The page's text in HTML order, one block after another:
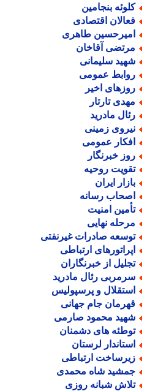
بنجامین
اقتصادی
طاهری
آقاخان
سلیمانی
عمومی
اخیر
تارتار
مادرید
زمینی
عمومی
خبرنگار
روحیه
ایران
رسانه
امنیت
نهایی
صادرات غیرنفتی
ارتباطی
از خبرنگاران
رئال مادرید
و پرسپولیس
جام جهانی
محمود صارمی
های دشمنان
لرستان
ارتباطی
شاه محمدی
شبانه روزی